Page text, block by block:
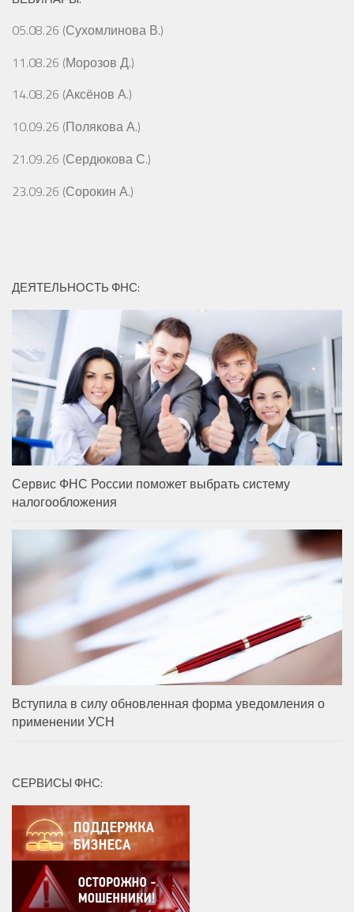
05.08.26 (Сухомлинова В.)
11.08.26 (Морозов Д.)
14.08.26 (Аксёнов А.)
10.09.26 (Полякова А.)
21.09.26 (Сердюкова С.)
23.09.26 (Сорокин А.)
ДЕЯТЕЛЬНОСТЬ ФНС:
Сервис ФНС России поможет выбрать систему
налогообложения
Вступила в силу обновленная форма уведомления о
применении УСН
СЕРВИСЫ ФНС: